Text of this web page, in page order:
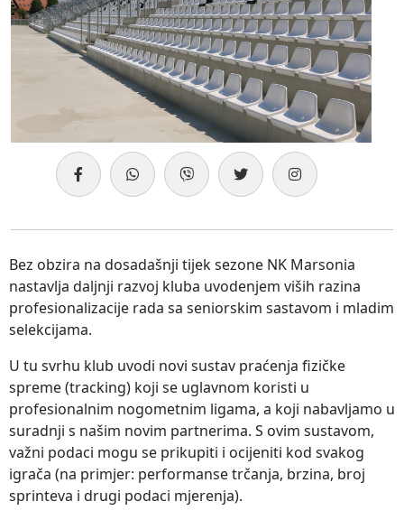
Bez obzira na dosadašnji tijek sezone NK Marsonia
nastavlja daljnji razvoj kluba uvodenjem viših razina
profesionalizacije rada sa seniorskim sastavom i mladim
selekcijama.
U tu svrhu klub uvodi novi sustav praćenja fizičke
spreme (tracking) koji se uglavnom koristi u
profesionalnim nogometnim ligama, a koji nabavljamo u
suradnji s našim novim partnerima. S ovim sustavom,
važni podaci mogu se prikupiti i ocijeniti kod svakog
igrača (na primjer: performanse trčanja, brzina, broj
sprinteva i drugi podaci mjerenja).